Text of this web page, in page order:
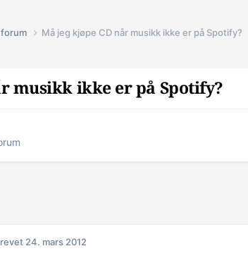
Må jeg kjøpe CD når musikk ikke er på Spotify?
musikk ikke er på Spotify?
24. mars 2012